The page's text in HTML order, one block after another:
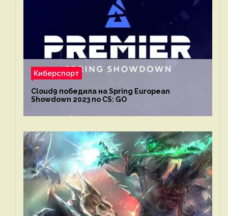
Киберспорт
Cloud9 победила на Spring European
Showdown 2023 по CS: GO